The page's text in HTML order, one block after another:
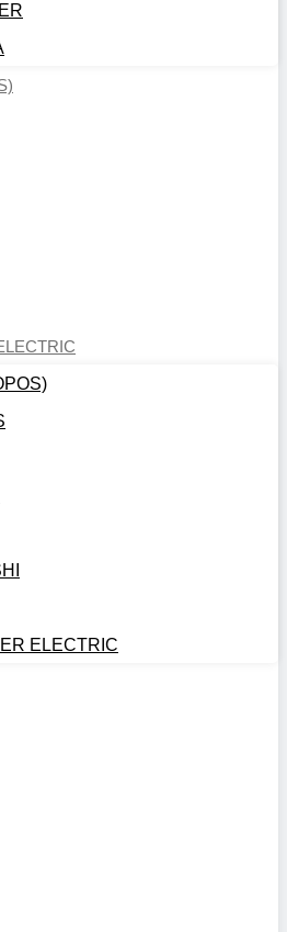
ELECTRIC